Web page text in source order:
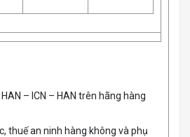
– ICN – HAN trên hãng hàng
thuế an ninh hàng không và phụ